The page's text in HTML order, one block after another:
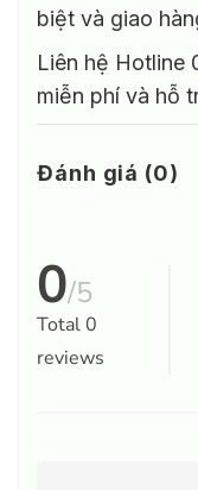
biệt và giao
Liên hệ Hotline
miễn phí và hỗ
Đánh giá (0)
0/5
Total0
reviews